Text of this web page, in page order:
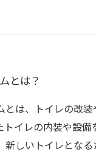
とは？
とは、トイレの改
トイレの内装や設
新しいトイレとな